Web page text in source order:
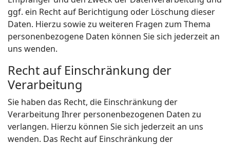
ggf. ein Recht auf Berichtigung oder Löschung dieser
Daten. Hierzu sowie zu weiteren Fragen zum Thema
personenbezogene Daten können Sie sich jederzeit an
uns wenden.
Recht auf Einschränkung der
Verarbeitung
Sie haben das Recht, die Einschränkung der
Verarbeitung Ihrer personenbezogenen Daten zu
verlangen. Hierzu können Sie sich jederzeit an uns
wenden. Das Recht auf Einschränkung der